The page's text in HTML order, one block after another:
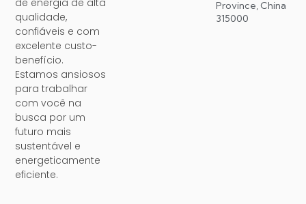
de energia de alta
qualidade,
confiáveis ​​e com
excelente custo-
benefício.
Estamos ansiosos
para trabalhar
com você na
busca por um
futuro mais
sustentável e
energeticamente
eficiente.
Province, China
315000